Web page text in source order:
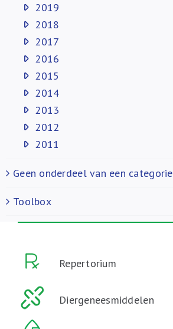
2019
2018
2017
2016
2015
2014
2013
2012
2011
Geen onderdeel van een categorie
Toolbox
Repertorium
Diergeneesmiddelen